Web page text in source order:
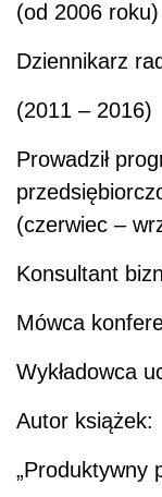
(od 2006 roku)
Dziennikarz
(2011 – 2016)
Prowadził
(czerwiec –
Konsultant
Mówca
Wykładowca
Autor książek:
„Produktywny